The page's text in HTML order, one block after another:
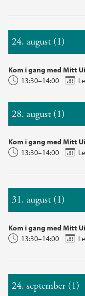
24. august (1)
Kom i gang med Mitt
13:30–14:00
28. august (1)
Kom i gang med Mitt
13:30–14:00
31. august (1)
Kom i gang med Mitt
13:30–14:00
24. september (1)